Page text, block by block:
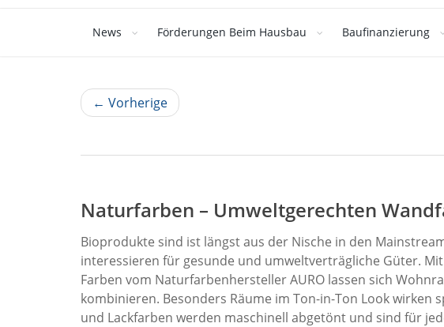
News Förderungen Beim Hausbau Baufinanzierung
← Vorherige
Naturfarben – Umweltgerechten
Bioprodukte sind ist längst aus der Nische in den
interessieren für gesunde und umweltverträgliche Güter. Mit
Farben vom Naturfarbenhersteller AURO lassen sich
kombinieren. Besonders Räume im Ton-in-Ton Look wirken
und Lackfarben werden maschinell abgetönt und sind für